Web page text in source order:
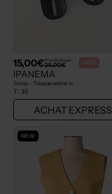
15,00€Prix boutique :
25,00€ -40%
IPANEMA
Tongs - Tissage satiné or
T : 35
ACHAT EXPRESS
NEW